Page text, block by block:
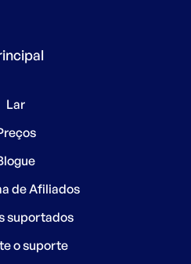
Lar
de Afiliados
suportados
o suporte